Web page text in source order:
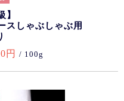
】
スしゃぶしゃぶ用
円 / 100g